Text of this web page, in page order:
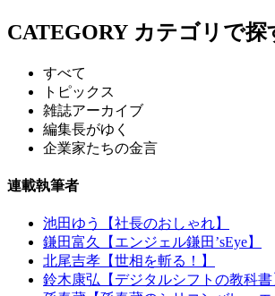
CATEGORY カテゴリで探
すべて
トピックス
雑誌アーカイブ
編集長がゆく
企業家たちの金言
連載執筆者
池田ゆう【社長のおしゃれ】
鎌田富久【エンジェル鎌田’sEye】
北尾吉孝【世相を斬る！】
鈴木康弘【デジタルシフトの教科書